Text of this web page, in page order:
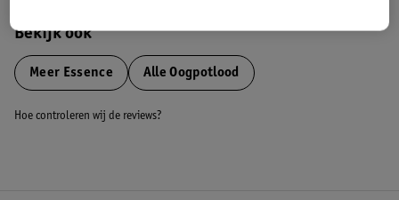
Bekijk ook
Meer Essence Alle Oogpotlood
Hoe controleren wij de reviews?